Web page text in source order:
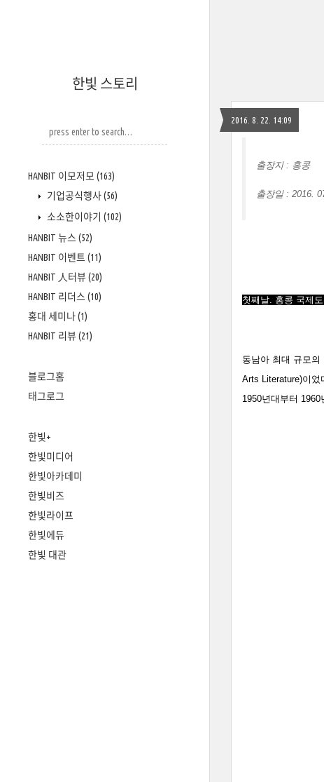
한빛 스토리
HANBIT 이모저모 (163)
기업공식행사(56)
소소한이야기 (102)
HANBIT 뉴스 (52)
HANBIT 이벤트 (11)
HANBIT 人터뷰 (20)
HANBIT 리더스 (10)
홍대 세미나(1)
HANBIT 리뷰 (21)
블로그홈
태그로그
한빛+
한빛미디어
한빛아카데미
한빛비즈
한빛라이프
한빛에듀
한빛 대관
2016. 8. 22. 14:09
출장지 : 홍콩
출장일 : 2016.
첫째날. 홍콩 국제
동남아 최대 규모
Arts Literature)이
1950년대부터